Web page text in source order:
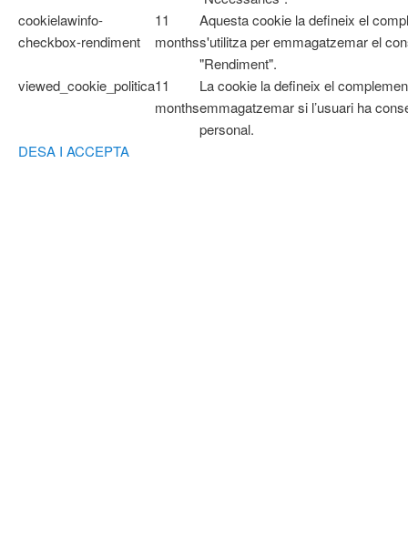
cookielawinfo-
checkbox-rendiment
11
months
Aquesta cookie la defineix el
s'utilitza per emmagatzemar el
"Rendiment".
viewed_cookie_politica11
months
La cookie la defineix el
emmagatzemar si l’usuari ha
personal.
DESA I ACCEPTA